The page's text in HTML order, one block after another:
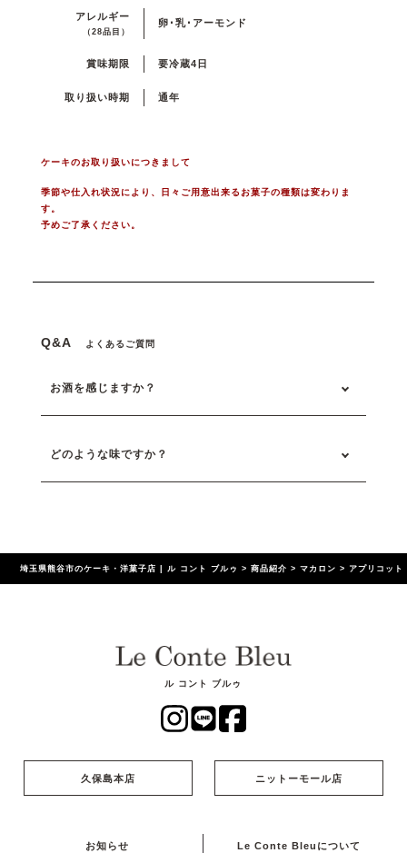
アレルギー
（28品目）
卵･乳･アーモンド
賞味期限 要冷蔵4日
取り扱い時期 通年
ケーキのお取り扱いにつきまして
季節や仕入れ状況により、日々ご用意出来るお菓子の種類は変わりま
す。
予めご了承ください。
Q&A よくあるご質問
お酒を感じますか？
どのような味ですか？
埼玉県熊谷市のケーキ・洋菓子店 | ル コント ブルゥ >商品紹介 >マカロン > アプリコット
ル コント ブルゥ
久保島本店 ニットーモール店
お知らせ Le Conte Bleuについて